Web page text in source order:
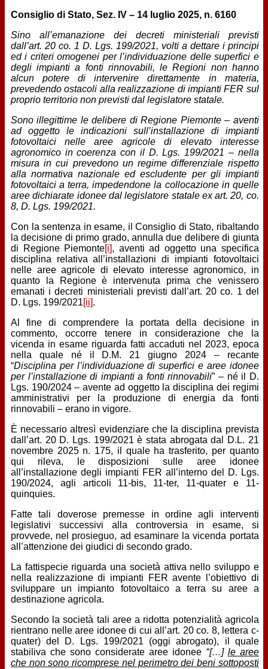
Consiglio di Stato, Sez. IV – 14 luglio 2025, n. 6160
Sino all’emanazione dei decreti ministeriali previsti
dall’art. 20 co. 1 D. Lgs. 199/2021, volti a dettare i principi
ed i criteri omogenei per l’individuazione delle superfici e
degli impianti a fonti rinnovabili, le Regioni non hanno
alcun potere di intervenire direttamente in materia,
prevedendo ostacoli alla realizzazione di impianti FER sul
proprio territorio non previsti dal legislatore statale.
Sono illegittime le delibere di Regione Piemonte – aventi
ad oggetto le indicazioni sull’installazione di impianti
fotovoltaici nelle aree agricole di elevato interesse
agronomico in coerenza con il D. Lgs. 199/2021 – nella
misura in cui prevedono un regime differenziale rispetto
alla normativa nazionale ed escludente per gli impianti
fotovoltaici a terra, impedendone la collocazione in quelle
aree dichiarate idonee dal legislatore statale ex art. 20, co.
8, D. Lgs. 199/2021.
Con la sentenza in esame, il Consiglio di Stato, ribaltando
la decisione di primo grado, annulla due delibere di giunta
di Regione Piemonte[i], aventi ad oggetto una specifica
disciplina relativa all’installazioni di impianti fotovoltaici
nelle aree agricole di elevato interesse agronomico, in
quanto la Regione è intervenuta prima che venissero
emanati i decreti ministeriali previsti dall’art. 20 co. 1 del
D. Lgs. 199/2021[ii].
Al fine di comprendere la portata della decisione in
commento, occorre tenere in considerazione che la
vicenda in esame riguarda fatti accaduti nel 2023, epoca
nella quale né il D.M. 21 giugno 2024 – recante
“Disciplina per l’individuazione di superfici e aree idonee
per l’installazione di impianti a fonti rinnovabili” – né il D.
Lgs. 190/2024 – avente ad oggetto la disciplina dei regimi
amministrativi per la produzione di energia da fonti
rinnovabili – erano in vigore.
È necessario altresì evidenziare che la disciplina prevista
dall’art. 20 D. Lgs. 199/2021 è stata abrogata dal D.L. 21
novembre 2025 n. 175, il quale ha trasferito, per quanto
qui rileva, le disposizioni sulle aree idonee
all’installazione degli impianti FER all’interno del D. Lgs.
190/2024, agli articoli 11-bis, 11-ter, 11-quater e 11-
quinquies.
Fatte tali doverose premesse in ordine agli interventi
legislativi successivi alla controversia in esame, si
provvede, nel prosieguo, ad esaminare la vicenda portata
all’attenzione dei giudici di secondo grado.
La fattispecie riguarda una società attiva nello sviluppo e
nella realizzazione di impianti FER avente l’obiettivo di
sviluppare un impianto fotovoltaico a terra su aree a
destinazione agricola.
Secondo la società tali aree a ridotta potenzialità agricola
rientrano nelle aree idonee di cui all’art. 20 co. 8, lettera c-
quater) del D. Lgs. 199/2021 (oggi abrogato), il quale
stabiliva che sono considerate aree idonee “[…] le aree
che non sono ricomprese nel perimetro dei beni sottoposti